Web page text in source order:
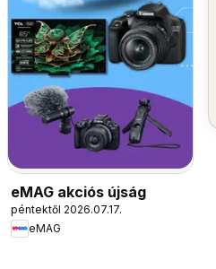
eMAG akciós újság
péntektől 2026.07.17.
eMAG